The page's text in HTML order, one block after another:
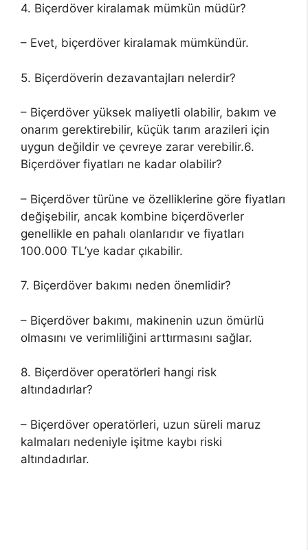
4. Biçerdöver kiralamak mümkün müdür?
– Evet, biçerdöver kiralamak mümkündür.
5. Biçerdöverin dezavantajları nelerdir?
– Biçerdöver yüksek maliyetli olabilir, bakım ve
onarım gerektirebilir, küçük tarım arazileri için
uygun değildir ve çevreye zarar verebilir.6.
Biçerdöver fiyatları ne kadar olabilir?
– Biçerdöver türüne ve özelliklerine göre fiyatları
değişebilir, ancak kombine biçerdöverler
genellikle en pahalı olanlarıdır ve fiyatları
100.000 TL’ye kadar çıkabilir.
7. Biçerdöver bakımı neden önemlidir?
– Biçerdöver bakımı, makinenin uzun ömürlü
olmasını ve verimliliğini arttırmasını sağlar.
8. Biçerdöver operatörleri hangi risk
altındadırlar?
– Biçerdöver operatörleri, uzun süreli maruz
kalmaları nedeniyle işitme kaybı riski
altındadırlar.